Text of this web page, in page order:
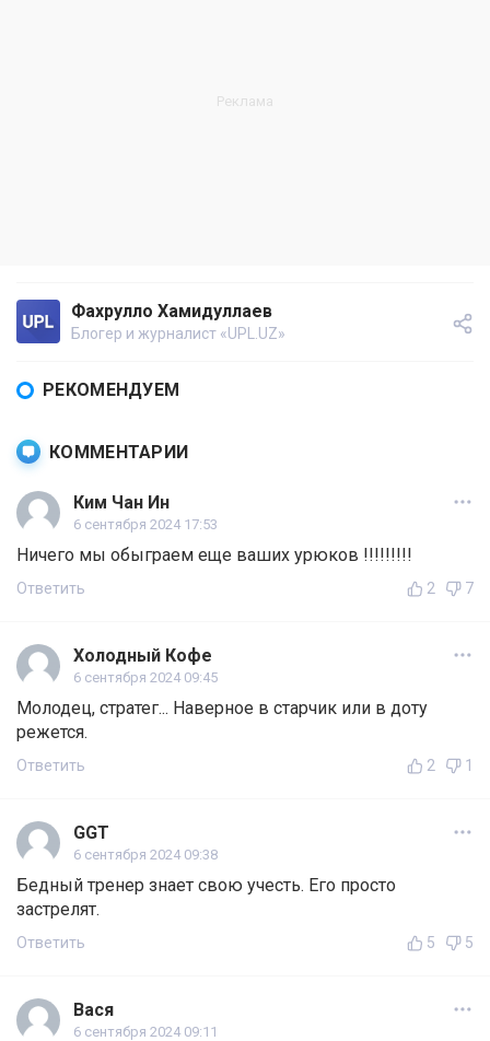
Фахрулло Хамидуллаев
Блогер и журналист «UPL.UZ»
РЕКОМЕНДУЕМ
КОММЕНТАРИИ
Ким Чан Ин
6 сентября 2024 17:53
Ничего мы обыграем еще ваших урюков !!!!!!!!!
Ответить 2 7
Холодный Кофе
6 сентября 2024 09:45
Молодец, стратег... Наверное в старчик или в доту
режется.
Ответить 2 1
GGT
6 сентября 2024 09:38
Бедный тренер знает свою учесть. Его просто
застрелят.
Ответить 5 5
Вася
6 сентября 2024 09:11